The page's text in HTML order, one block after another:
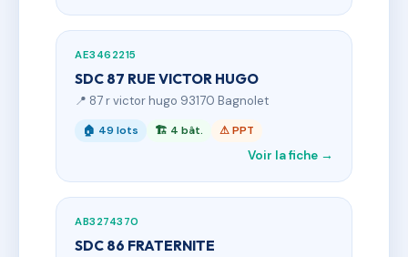
AE3462215
SDC 87 RUE VICTOR HUGO
📍 87 r victor hugo 93170 Bagnolet
🏠 49 lots 🏗 4 bât. ⚠ PPT
Voir la fiche →
AB3274370
SDC 86 FRATERNITE